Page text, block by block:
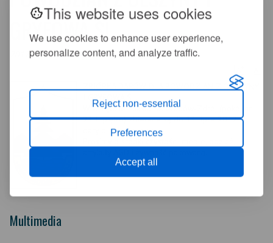
This website uses cookies
We use cookies to enhance user experience,
personalize content, and analyze traffic.
Reject non-essential
Preferences
Accept all
GRYFOWA ŚL.
2012-07-07 13:32:57
ZBIÓRKA DARÓW DLA POWODZIAN Z OLSZYNY
I GRYFOWA ŚL.
W Urzędzie Miasta Świeradów-Zdrój (pokój nr
23 II piętro) zbierane są do 13 lipca 2012 r.
dary dla powodzian.
Multimedia